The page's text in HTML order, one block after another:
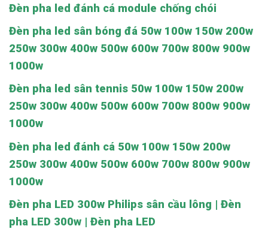
Đèn pha led đánh cá module chống chói
Đèn pha led sân bóng đá 50w 100w 150w 200w
250w 300w 400w 500w 600w 700w 800w 900w
1000w
Đèn pha led sân tennis 50w 100w 150w 200w
250w 300w 400w 500w 600w 700w 800w 900w
1000w
Đèn pha led đánh cá 50w 100w 150w 200w
250w 300w 400w 500w 600w 700w 800w 900w
1000w
Đèn pha LED 300w Philips sân cầu lông | Đèn
pha LED 300w | Đèn pha LED